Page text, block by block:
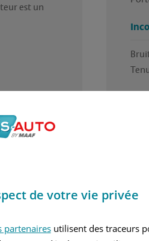
est un
de votre vie privée
partenairesutilisent des traceurs